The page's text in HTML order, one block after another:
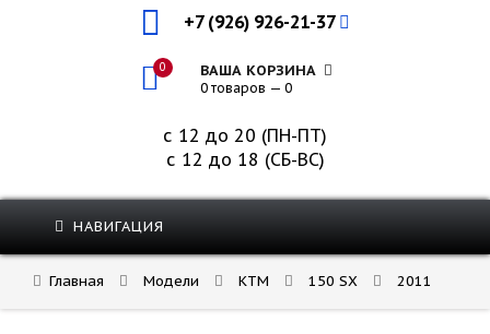
+7 (926) 926-21-37
0 ВАША КОРЗИНА
0 товаров — 0
с 12 до 20 (ПН-ПТ)
с 12 до 18 (СБ-ВС)
НАВИГАЦИЯ
Главная Модели KTM 150 SX 2011